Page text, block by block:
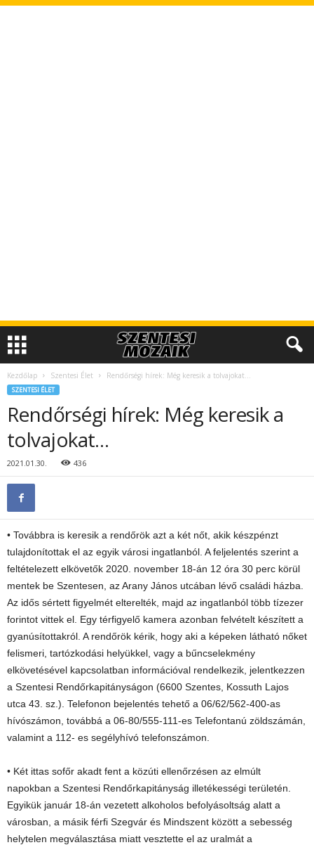
Kezdőlap Szentesi Élet Rendőrségi hírek: Még keresik a tolvajokat…
SZENTESI ÉLET
Rendőrségi hírek: Még keresik a
tolvajokat…
2021.01.30. 436
• Továbbra is keresik a rendőrök azt a két nőt, akik készpénzt
tulajdonítottak el az egyik városi ingatlanból. A feljelentés szerint a
feltételezett elkövetők 2020. november 18-án 12 óra 30 perc körül
mentek be Szentesen, az Arany János utcában lévő családi házba.
Az idős sértett figyelmét elterelték, majd az ingatlanból több tízezer
forintot vittek el. Egy térfigyelő kamera azonban felvételt készített a
gyanúsítottakról. A rendőrök kérik, hogy aki a képeken látható nőket
felismeri, tartózkodási helyükkel, vagy a bűncselekmény
elkövetésével kapcsolatban információval rendelkezik, jelentkezzen
a Szentesi Rendőrkapitányságon (6600 Szentes, Kossuth Lajos
utca 43. sz.). Telefonon bejelentés tehető a 06/62/562-400-as
hívószámon, továbbá a 06-80/555-111-es Telefontanú zöldszámán,
valamint a 112- es segélyhívó telefonszámon.
• Két ittas sofőr akadt fent a közúti ellenőrzésen az elmúlt
napokban a Szentesi Rendőrkapitányság illetékességi területén.
Egyikük január 18-án vezetett alkoholos befolyásoltság alatt a
városban, a másik férfi Szegvár és Mindszent között a sebesség
helytelen megválasztása miatt vesztette el az uralmát a